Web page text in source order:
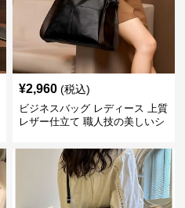
¥2,960 (税込)
ビジネスバッグ レディース 上質
レザー仕立て 職人技の美しいシ